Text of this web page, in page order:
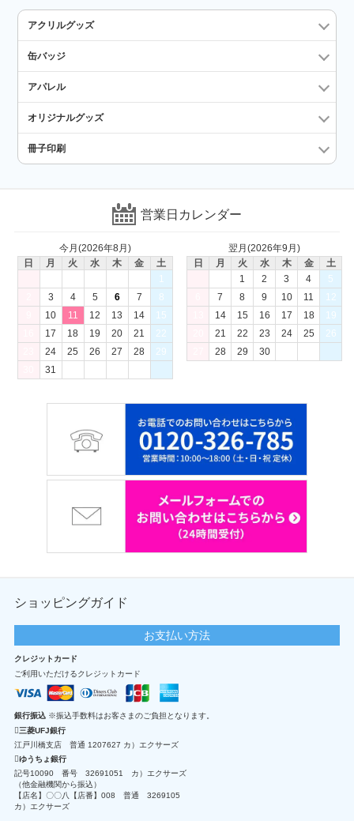
アクリルグッズ
缶バッジ
アパレル
オリジナルグッズ
冊子印刷
営業日カレンダー
今月(2026年8月)
日
月 火 水 木 金
土
1
3 4 5 6 7
8
10 11 12 13 14
15
17 18 19 20 21
22
24 25 26 27 28
29
31
翌月(2026年9月)
日
月 火 水 木 金
土
1
2 3 4
5
7 8 9 10 11
12
14 15 16 17 18
19
21 22 23 24 25
26
28 29 30
ショッピングガイド
お支払い方法
クレジットカード
ご利用いただけるクレジットカード
銀行振込 ※振込手数料はお客さまのご負担となります。
三菱UFJ銀行
江戸川橋支店 普通 1207627 カ）エクサーズ
ゆうちょ銀行
記号10090 番号 32691051 カ）エクサーズ
（他金融機関から振込）
【店名】〇〇八【店番】008 普通 3269105
カ）エクサーズ